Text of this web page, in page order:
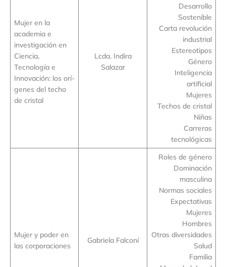
Mujer en la
academia e
investigación en
Ciencia,
Tecnología e
Innovación: los orí-
genes del techo
de cristal
Lcda. Indira
Salazar
Desarrollo
Sostenible
Carta revolución
industrial
Estereotipos
Género
Inteligencia
artificial
Mujeres
Techos de cristal
Niñas
Carreras
tecnológicas
Mujer y poder en
las corporaciones
Gabriela Falconí
Roles de género
Dominación
masculina
Normas sociales
Expectativas
Mujeres
Hombres
Otras diversidades
Salud
Familia